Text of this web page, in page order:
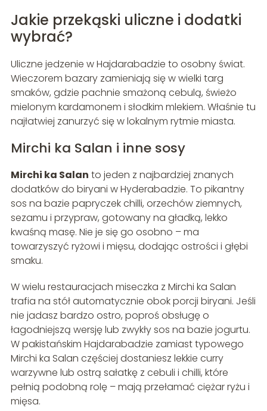
Jakie przekąski uliczne i dodatki
wybrać?
Uliczne jedzenie w Hajdarabadzie to osobny świat.
Wieczorem bazary zamieniają się w wielki targ
smaków, gdzie pachnie smażoną cebulą, świeżo
mielonym kardamonem i słodkim mlekiem. Właśnie tu
najłatwiej zanurzyć się w lokalnym rytmie miasta.
Mirchi ka Salan i inne sosy
Mirchi ka Salan to jeden z najbardziej znanych
dodatków do biryani w Hyderabadzie. To pikantny
sos na bazie papryczek chilli, orzechów ziemnych,
sezamu i przypraw, gotowany na gładką, lekko
kwaśną masę. Nie je się go osobno – ma
towarzyszyć ryżowi i mięsu, dodając ostrości i głębi
smaku.
W wielu restauracjach miseczka z Mirchi ka Salan
trafia na stół automatycznie obok porcji biryani. Jeśli
nie jadasz bardzo ostro, poproś obsługę o
łagodniejszą wersję lub zwykły sos na bazie jogurtu.
W pakistańskim Hajdarabadzie zamiast typowego
Mirchi ka Salan częściej dostaniesz lekkie curry
warzywne lub ostrą sałatkę z cebuli i chilli, które
pełnią podobną rolę – mają przełamać ciężar ryżu i
mięsa.